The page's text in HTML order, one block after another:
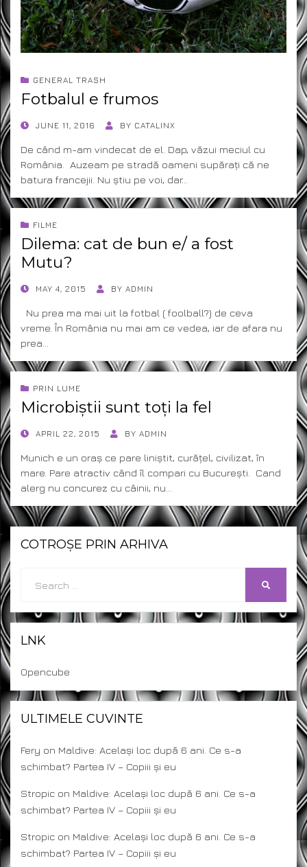
GENERAL TRASH
Fotbalul e frumos
POSTEDJUNE 11, 2016 BY CATALINX
De când m-am vindecat de el. Dap, văzui meciul cu
România. Auzeam pe stradă oameni supărați că ne
batura francejii. Nu știu pe voi, dar…
FILME
Dilema: cat de bun e/ a fost
Mutu?
POSTEDMAY 4, 2015 BY ADMIN
Nu prea ma mai uit la fotbal ( foolball?) de ceva
vreme. În România nu mai am ce vedea, iar de afara nu
prea…
PRIN LUME
Microbiștii sunt toți la fel
POSTED
APRIL 22, 2015 BY ADMIN
Munich e un oraș ce pare liniștit, curățel, civilizat, în
mare. Pare atractiv când îl compari cu București. Cand
alerg nu concurez cu câinii, nu…
COTROȘE PRIN ARHIVA
SEARCH
LNK
Opencube
ULTIMELE CUVINTE
Fery on Maldive: Același loc după 6 ani. Ce s-a
schimbat? Partea IV – Copiii și eu
Stropic on Maldive: Același loc după 6 ani. Ce s-a
schimbat? Partea IV – Copiii și eu
Stropic on Maldive: Același loc după 6 ani. Ce s-a
schimbat? Partea IV – Copiii și eu